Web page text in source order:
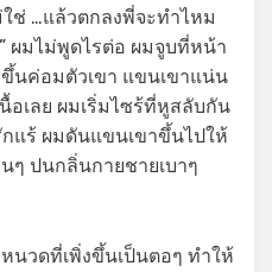
ช่ …แล้วตกลงพี่จะทำไหม
ผมไม่พูดไรต่อ ผมจูบที่หน้า
นค่อมตัวเขา แขนเขาแน่น
อเลย ผมเริ่มไซร้ที่หูสลับกัน
กแร้ ผมดันแขนเขาขึ้นไปให้
ๆ ปนกลิ่นกายชายเบาๆ
นวดที่เพิ่งขึ้นเป็นตอๆ ทำให้